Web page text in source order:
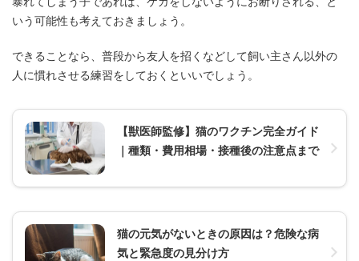
いう可能性も考えておきましょう。
できることなら、普段から友人を招くなどして飼い主さん以外の
人に慣れさせる練習をしておくといいでしょう。
【獣医師監修】猫のワクチン完全ガイド
｜種類・費用相場・接種後の注意点まで
猫の元気がないときの原因は？危険な病
気と緊急度の見分け方